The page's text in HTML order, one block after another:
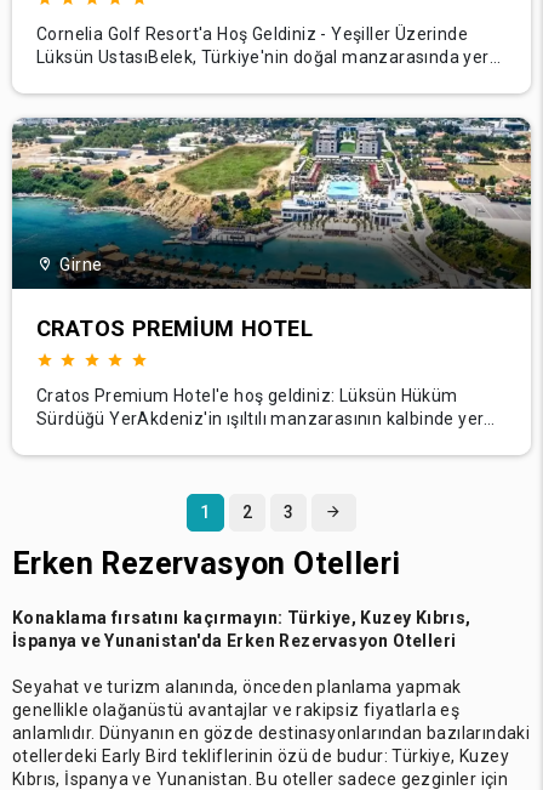
Cornelia Golf Resort'a Hoş Geldiniz - Yeşiller Üzerinde
Lüksün UstasıBelek, Türkiye'nin doğal manzarasında yer
tutkunları için bir sığınak değil, aynı zamanda lüks, eğlence
ve Akdeniz'in yemyeşil caz
Girne
CRATOS PREMIUM HOTEL
Cratos Premium Hotel'e hoş geldiniz: Lüksün Hüküm
Sürdüğü YerAkdeniz'in ışıltılı manzarasının kalbinde yer
lüks, canlı eğlence ve huzurlu bir dinlenme dünyasına
birimlerimiz, birinci sınıf tesislerimiz v
1 2 3
Erken Rezervasyon Otelleri
Konaklama fırsatını kaçırmayın: Türkiye, Kuzey Kıbrıs,
İspanya ve Yunanistan'da Erken Rezervasyon Otelleri
Seyahat ve turizm alanında, önceden planlama yapmak
genellikle olağanüstü avantajlar ve rakipsiz fiyatlarla eş
anlamlıdır. Dünyanın en gözde destinasyonlarından bazılarındaki
otellerdeki Early Bird tekliflerinin özü de budur: Türkiye, Kuzey
Kıbrıs, İspanya ve Yunanistan. Bu oteller sadece gezginler için